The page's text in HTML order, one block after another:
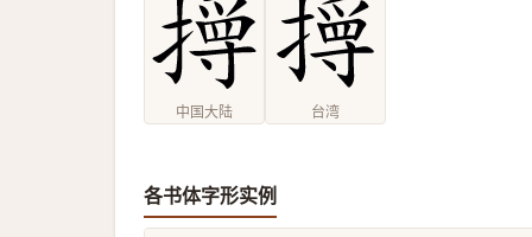
中国大陆 台湾
各书体字形实例